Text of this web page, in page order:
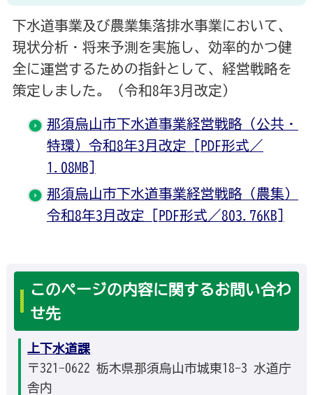
下水道事業及び農業集落排水事業において、
現状分析・将来予測を実施し、効率的かつ健
全に運営するための指針として、経営戦略を
策定しました。（令和8年3月改定）
那須烏山市下水道事業経営戦略（公共・
特環）令和8年3月改定 [PDF形式／
1.08MB]
那須烏山市下水道事業経営戦略（農集）
令和8年3月改定 [PDF形式／803.76KB]
このページの内容に関するお問い合わ
せ先
上下水道課
〒321-0622 栃木県那須烏山市城東18-3 水道庁
舎内